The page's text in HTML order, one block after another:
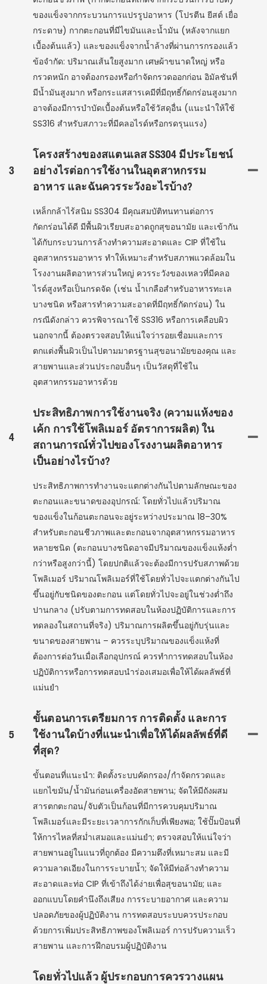
ของแข็งจากกระบวนการแปรรูปอาหาร (โปรตีน ยีสต์ เยื่อ
กระดาษ) กากตะกอนที่มีไขมันและน้ำมัน (หลังจากแยก
เบื้องต้นแล้ว) และของแข็งจากน้ำล้างที่ผ่านการกรองแล้ว
ข้อจำกัด: ปริมาณเส้นใยสูงมาก เศษผ้าขนาดใหญ่ หรือ
กรวดหนัก อาจต้องกรองหรือกำจัดกรวดออกก่อน อิมัลชันที่
มีน้ำมันสูงมาก หรือกระแสสารเคมีที่มีฤทธิ์กัดกร่อนสูงมาก
อาจต้องมีการบำบัดเบื้องต้นหรือใช้วัสดุอื่น (แนะนำให้ใช้
SS316 สำหรับสภาวะที่มีคลอไรด์หรือกรดรุนแรง)
3
โครงสร้างของสแตนเลส SS304 มีประโยชน์
อย่างไรต่อการใช้งานในอุตสาหกรรม
อาหาร และฉันควรระวังอะไรบ้าง?
เหล็กกล้าไร้สนิม SS304 มีคุณสมบัติทนทานต่อการ
กัดกร่อนได้ดี มีพื้นผิวเรียบสะอาดถูกสุขอนามัย และเข้ากัน
ได้กับกระบวนการล้างทำความสะอาดและ CIP ที่ใช้ใน
อุตสาหกรรมอาหาร ทำให้เหมาะสำหรับสภาพแวดล้อมใน
โรงงานผลิตอาหารส่วนใหญ่ ควรระวังของเหลวที่มีคลอ
ไรด์สูงหรือเป็นกรดจัด (เช่น น้ำเกลือสำหรับอาหารทะเล
บางชนิด หรือสารทำความสะอาดที่มีฤทธิ์กัดกร่อน) ใน
กรณีดังกล่าว ควรพิจารณาใช้ SS316 หรือการเคลือบผิว
นอกจากนี้ ต้องตรวจสอบให้แน่ใจว่ารอยเชื่อมและการ
ตกแต่งพื้นผิวเป็นไปตามมาตรฐานสุขอนามัยของคุณ และ
สายพานและส่วนประกอบอื่นๆ เป็นวัสดุที่ใช้ใน
อุตสาหกรรมอาหารด้วย
4
ประสิทธิภาพการใช้งานจริง (ความแห้งของ
เค้ก การใช้โพลิเมอร์ อัตราการผลิต) ใน
สถานการณ์ทั่วไปของโรงงานผลิตอาหาร
เป็นอย่างไรบ้าง?
ประสิทธิภาพการทำงานจะแตกต่างกันไปตามลักษณะของ
ตะกอนและขนาดของอุปกรณ์: โดยทั่วไปแล้วปริมาณ
ของแข็งในก้อนตะกอนจะอยู่ระหว่างประมาณ 18–30%
สำหรับตะกอนชีวภาพและตะกอนจากอุตสาหกรรมอาหาร
หลายชนิด (ตะกอนบางชนิดอาจมีปริมาณของแข็งแห้งต่ำ
กว่าหรือสูงกว่านี้) โดยปกติแล้วจะต้องมีการปรับสภาพด้วย
โพลิเมอร์ ปริมาณโพลิเมอร์ที่ใช้โดยทั่วไปจะแตกต่างกันไป
ขึ้นอยู่กับชนิดของตะกอน แต่โดยทั่วไปจะอยู่ในช่วงต่ำถึง
ปานกลาง (ปรับตามการทดสอบในห้องปฏิบัติการและการ
ทดลองในสถานที่จริง) ปริมาณการผลิตขึ้นอยู่กับรุ่นและ
ขนาดของสายพาน – ควรระบุปริมาณของแข็งแห้งที่
ต้องการต่อวันเมื่อเลือกอุปกรณ์ ควรทำการทดสอบในห้อง
ปฏิบัติการหรือการทดสอบนำร่องเสมอเพื่อให้ได้ผลลัพธ์ที่
แม่นยำ
5
ขั้นตอนการเตรียมการ การติดตั้ง และการ
ใช้งานใดบ้างที่แนะนำเพื่อให้ได้ผลลัพธ์ที่ดี
ที่สุด?
ขั้นตอนที่แนะนำ: ติดตั้งระบบคัดกรอง/กำจัดกรวดและ
แยกไขมัน/น้ำมันก่อนเครื่องอัดสายพาน; จัดให้มีถังผสม
สารตกตะกอน/จับตัวเป็นก้อนที่มีการควบคุมปริมาณ
โพลิเมอร์และมีระยะเวลาการกักเก็บที่เพียงพอ; ใช้ปั๊มป้อนที่
ให้การไหลที่สม่ำเสมอและแม่นยำ; ตรวจสอบให้แน่ใจว่า
สายพานอยู่ในแนวที่ถูกต้อง มีความตึงที่เหมาะสม และมี
ความลาดเอียงในการระบายน้ำ; จัดให้มีท่อล้างทำความ
สะอาดและท่อ CIP ที่เข้าถึงได้ง่ายเพื่อสุขอนามัย; และ
ออกแบบโดยคำนึงถึงเสียง การระบายอากาศ และความ
ปลอดภัยของผู้ปฏิบัติงาน การทดสอบระบบควรประกอบ
ด้วยการเพิ่มประสิทธิภาพของโพลิเมอร์ การปรับความเร็ว
สายพาน และการฝึกอบรมผู้ปฏิบัติงาน
โดยทั่วไปแล้ว ผู้ประกอบการควรวางแผน